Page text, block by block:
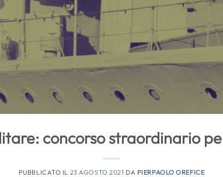
concorso straordinario
PUBBLICATO IL 23 AGOSTO 2021 DA PIERPAOLO OREFICE